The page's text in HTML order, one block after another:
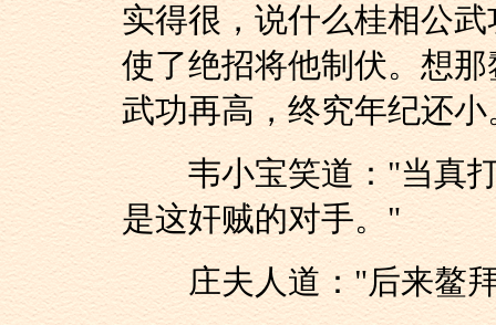
实得很，说什么桂相公
使了绝招将他制伏。想
武功再高，终究年纪还
韦小宝笑道："当真打
是这奸贼的对手。"
庄夫人道："后来鳌拜